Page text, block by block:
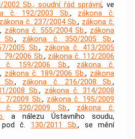
2002 Sb., soudní řád správní, ve
č. 192/2003 Sb., zákona č.
zákona č. 237/2004 Sb., zákona č.
, zákona č. 555/2004 Sb., zákona
Sb., zákona č. 350/2005 Sb.,
2005 Sb., zákona č. 413/2005
79/2006 Sb., zákona č. 112/2006
č. 159/2006 Sb., zákona č.
, zákona č. 189/2006 Sb., zákona
Sb., zákona č. 216/2008 Sb.,
2008 Sb., zákona č. 314/2008
7/2009 Sb., zákona č. 195/2009
č. 320/2009 Sb., zákona č.
a nálezu Ústavního soudu,
pod č. 130/2011 Sb., se mění